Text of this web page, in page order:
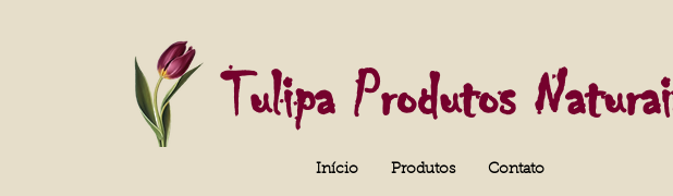
Tulipa Produtos
Início Produtos Contato